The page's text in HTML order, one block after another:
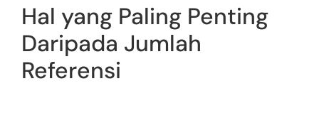
Hal yang Paling Penting
Daripada Jumlah
Referensi